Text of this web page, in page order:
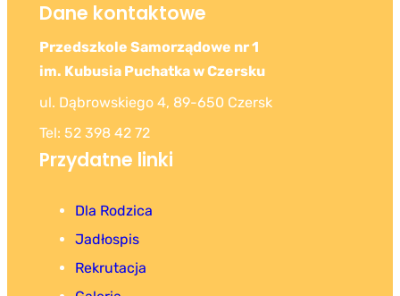
Dane kontaktowe
Przedszkole Samorządowe nr 1
im. Kubusia Puchatka w Czersku
ul. Dąbrowskiego 4, 89-650 Czersk
Tel: 52 398 42 72
Przydatne linki
Dla Rodzica
Jadłospis
Rekrutacja